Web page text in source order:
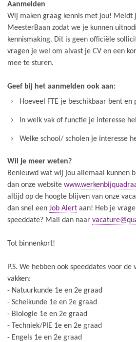
Aanmelden
Wij maken graag kennis met jou! Meldt
MeesterBaan zodat we je kunnen
kennismaking. Dit is geen officiële
vragen je wel om alvast je CV en een
mee te sturen.
Geef bij het aanmelden ook aan:
Hoeveel FTE je beschikbaar bent en
In welk vak of functie je interesse
Welke school/ scholen je interesse
Wil je meer weten?
Benieuwd wat wij jou allemaal kunnen
dan onze website
altijd op de hoogte blijven van onze
dan snel een Job Alert aan! Heb je
speeddate? Mail dan naar
Tot binnenkort!
P.S. We hebben ook speeddates voor de
vakken:
- Natuurkunde 1e en 2e graad
- Scheikunde 1e en 2e graad
- Biologie 1e en 2e graad
- Techniek/PIE 1e en 2e graad
- Engels 1e en 2e graad